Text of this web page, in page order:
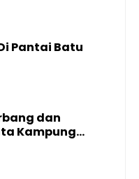
Terjaga
Pantai Batu
dan
Kampung